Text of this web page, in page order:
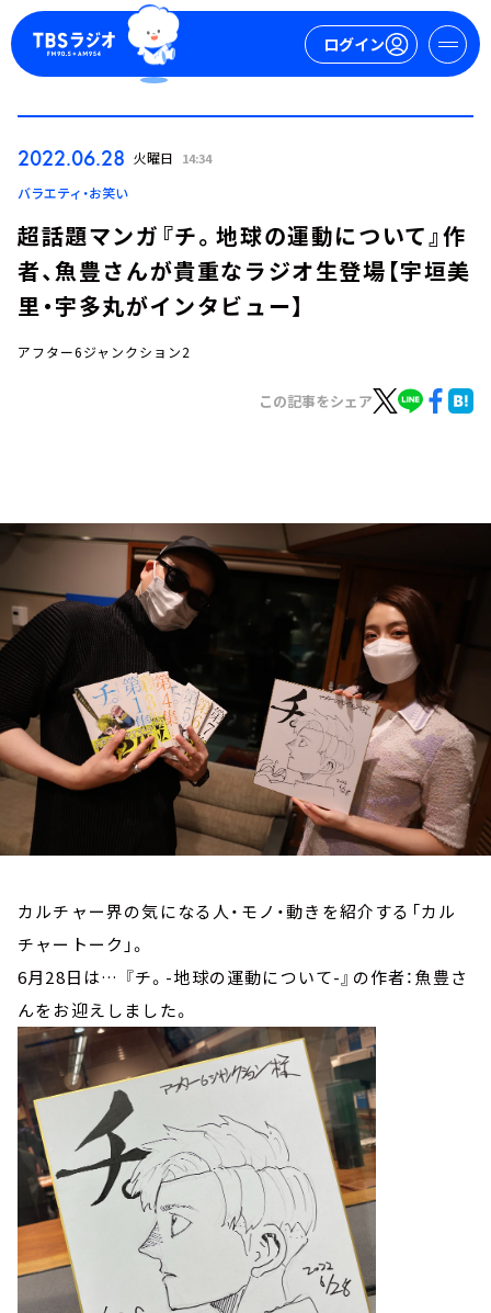
ログイン
ログイン
イベント・グッズ
YouTube
会社情報
2022.06.28 火曜日 14:34
バラエティ・お笑い
超話題マンガ『チ。地球の運動について』作
者、魚豊さんが貴重なラジオ生登場【宇垣美
里・宇多丸がインタビュー】
アフター6ジャンクション2
この記事をシェア
カルチャー界の気になる人・モノ・動きを紹介する「カル
チャートーク」。
6月28日は… 『チ。-地球の運動について-』の作者：魚豊さ
んをお迎えしました。